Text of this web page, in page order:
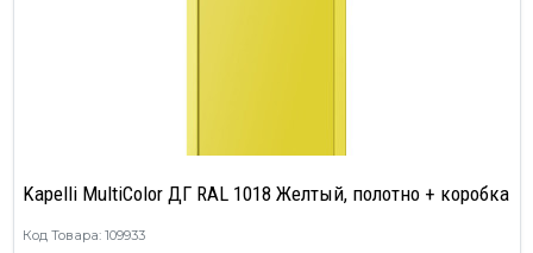
Kapelli MultiColor ДГ RAL 1018 Желтый, полотно + коробка
Код Товара: 109933